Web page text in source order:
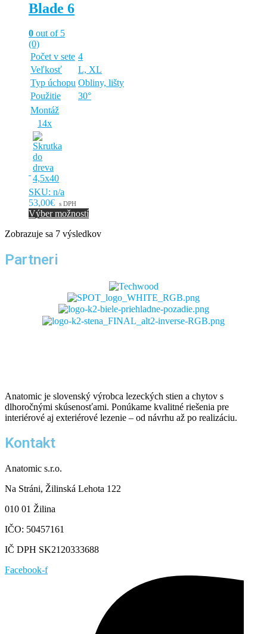
si
môžete
vybrať
na
stránke
produktu.
Blade 6
0 out of 5
(0)
Počet v sete 4
Veľkosť
L, XL
Typ úchopu Obliny, lišty
Použitie
30°
Montáž
14x
SKU: n/a
53,00€ s DPH
Výber možností
produkt
viacero
variantov.
Zobrazuje sa 7 výsledkov
Partneri
Anatomic je slovenský výrobca lezeckých stien a chytov s
dlhoročnými skúsenosťami. Ponúkame kvalitné riešenia pre
interiérové aj exteriérové lezenie – od návrhu až po realizáciu.
Kontakt
Anatomic s.r.o.
Na Stráni, Žilinská Lehota 122
010 01 Žilina
IČO: 50457161
IČ DPH SK2120333688
Facebook-f